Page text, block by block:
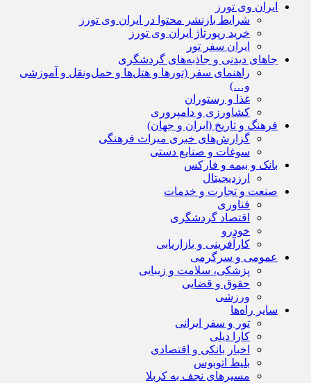
ایران وی تورز
شرایط بازنشر محتوا در ایران وی تورز
خرید رپورتاژ ایران وی تورز
ایران سفر تور
جاهای دیدنی و جاذبه‌های گردشگری
راهنمای سفر (تورها و هتل‌ها و حمل‌و‌نقل و آموزشی
و…)
غذا و رستوران
کشاورزی و دامپروری
فرهنگ و تاریخ (ایران و جهان)
گزارش‌های خبری میراث فرهنگی
سوغات و صنایع دستی
بانک و بیمه و فارکس
ارزدیجیتال
صنعت و تجارت و خدمات
فناوری
اقتصاد گردشگری
خودرو
کارآفرینی و بازاریابی
عمومی و سرگرمی
پزشکی، سلامت و زیبایی
حقوق و قضایی
ورزشی
سایر راه‌ها
تور و سفر ایرانی
کارا دیلی
اخبار بانکی و اقتصادی
بلیط اتوبوس
مسیرهای نجف به کربلا